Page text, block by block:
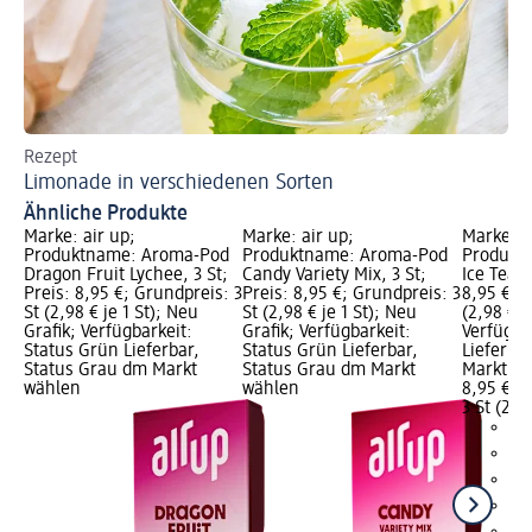
Rezept
Limonade in verschiedenen Sorten
Ähnliche Produkte
Marke: air up;
Produktname: Aroma-Pod
Dragon Fruit Lychee, 3 St;
Preis: 8,95 €; Grundpreis: 3
St (2,98 € je 1 St); Neu
Grafik; Verfügbarkeit:
Status Grün Lieferbar,
Status Grau dm Markt
wählen
Marke: air up;
Produktname: Aroma-Pod
Candy Variety Mix, 3 St;
Preis: 8,95 €; Grundpreis: 3
St (2,98 € je 1 St); Neu
Grafik; Verfügbarkeit:
Status Grün Lieferbar,
Status Grau dm Markt
wählen
Marke:
Ice Tea
8,95 €;
(2,98 €
Markt
8,95 €
3 St